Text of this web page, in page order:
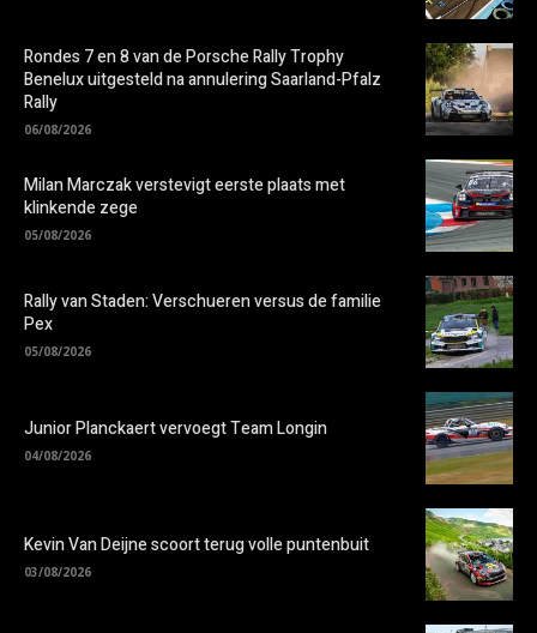
Rondes 7 en 8 van de Porsche Rally Trophy
Benelux uitgesteld na annulering Saarland-Pfalz
Rally
06/08/2026
Milan Marczak verstevigt eerste plaats met
klinkende zege
05/08/2026
Rally van Staden: Verschueren versus de familie
Pex
05/08/2026
Junior Planckaert vervoegt Team Longin
04/08/2026
Kevin Van Deijne scoort terug volle puntenbuit
03/08/2026